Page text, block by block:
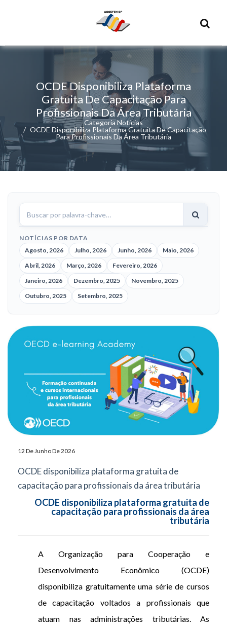
OCDE Disponibiliza Plataforma
Gratuita De Capacitação Para
Profissionais Da Área Tributária
Categoria Noticias
OCDE Disponibiliza Plataforma Gratuita De Capacitação
Para Profissionais Da Área Tributária
Buscar
notícias
NOTÍCIAS POR DATA
Agosto, 2026
Julho, 2026 Junho, 2026
Maio, 2026
Abril, 2026
Março, 2026
Fevereiro, 2026
Janeiro, 2026
Dezembro, 2025
Novembro, 2025
Outubro, 2025
Setembro, 2025
12 De Junho De 2026
OCDE disponibiliza plataforma gratuita de
capacitação para profissionais da área tributária
OCDE disponibiliza plataforma gratuita de
capacitação para profissionais da área
tributária
A Organização para Cooperação e
Desenvolvimento Econômico (OCDE)
disponibiliza gratuitamente uma série de cursos
de capacitação voltados a profissionais que
atuam nas administrações tributárias. As